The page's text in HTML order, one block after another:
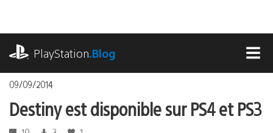
contenu
PlayStation.Blog
09/09/2014
Destiny est disponible sur PS4 et PS3